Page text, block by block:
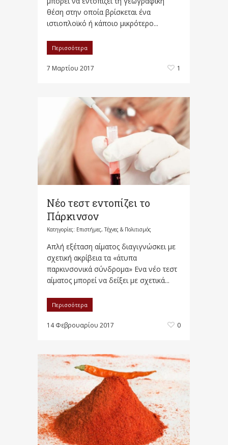
θέση στην οποία βρίσκεται ένα
ιστιοπλοϊκό ή κάποιο μικρότερο...
Περισσότερα
7 Μαρτίου 2017 1
Νέο τεστ εντοπίζει το
Πάρκινσον
Κατηγορίες: Επιστήμες, Τέχνες & Πολιτισμός
Απλή εξέταση αίματος διαγιγνώσκει με
σχετική ακρίβεια τα «άτυπα
παρκινσονικά σύνδρομα» Ενα νέο τεστ
αίματος μπορεί να δείξει με σχετικά...
Περισσότερα
14 Φεβρουαρίου 2017 0